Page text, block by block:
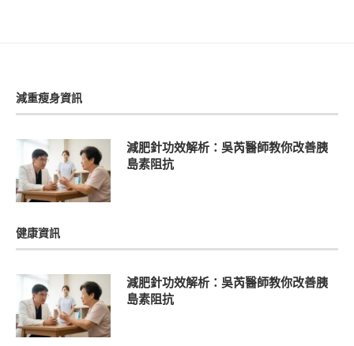
減重瘦身資訊
減肥針功效解析：吳芮醫師教你改善胰
島素阻抗
健康資訊
減肥針功效解析：吳芮醫師教你改善胰
島素阻抗